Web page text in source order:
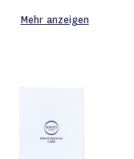
Mehr anzeigen